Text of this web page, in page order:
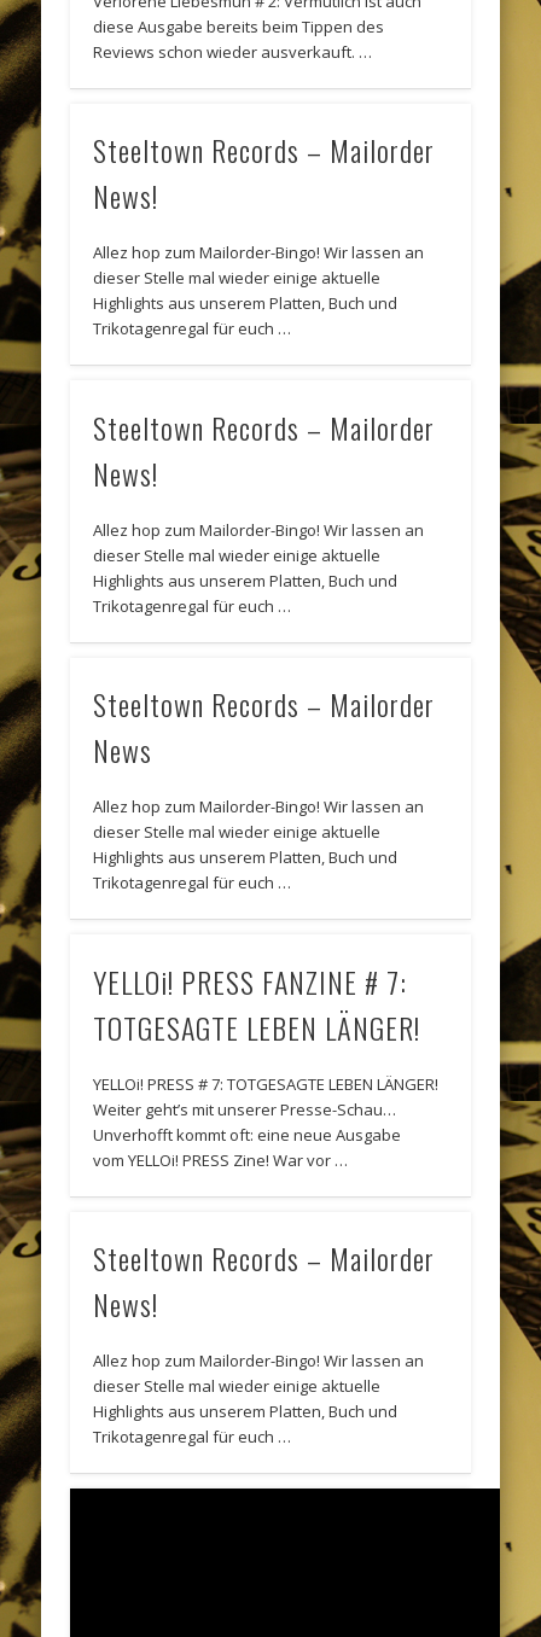
diese Ausgabe bereits beim Tippen des
Reviews schon wieder ausverkauft. …
Steeltown Records – Mailorder
News!
Allez hop zum Mailorder-Bingo! Wir lassen an
dieser Stelle mal wieder einige aktuelle
Highlights aus unserem Platten, Buch und
Trikotagenregal für euch …
Steeltown Records – Mailorder
News!
Allez hop zum Mailorder-Bingo! Wir lassen an
dieser Stelle mal wieder einige aktuelle
Highlights aus unserem Platten, Buch und
Trikotagenregal für euch …
Steeltown Records – Mailorder
News
Allez hop zum Mailorder-Bingo! Wir lassen an
dieser Stelle mal wieder einige aktuelle
Highlights aus unserem Platten, Buch und
Trikotagenregal für euch …
YELLOi! PRESS FANZINE # 7:
TOTGESAGTE LEBEN LÄNGER!
YELLOi! PRESS # 7: TOTGESAGTE LEBEN LÄNGER!
Weiter geht’s mit unserer Presse-Schau…
Unverhofft kommt oft: eine neue Ausgabe
vom YELLOi! PRESS Zine! War vor …
Steeltown Records – Mailorder
News!
Allez hop zum Mailorder-Bingo! Wir lassen an
dieser Stelle mal wieder einige aktuelle
Highlights aus unserem Platten, Buch und
Trikotagenregal für euch …